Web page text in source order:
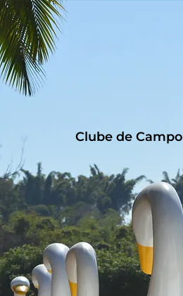
Clube de Campo